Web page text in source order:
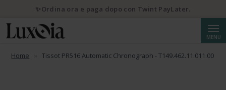
MENU
Home Tissot PR516 Automatic Chronograph - T149.462.11.011.00
✨Ordina ora e paga dopo con Twint PayLater.